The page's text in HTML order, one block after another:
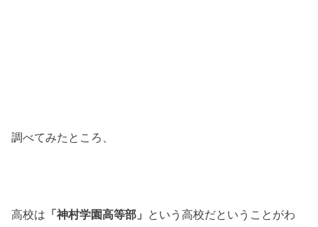
調べてみたところ、
高校は 「神村学園高等部」 という高校だということがわ